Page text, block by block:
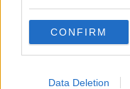
use your data for
consent section.
CONFIRM
Data Deletion
Un fenomeno che
parte corretto
capillare di una
come ci spiega: